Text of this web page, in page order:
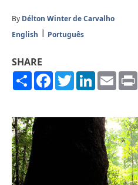
By Délton Winter de Carvalho
English
Português
SHARE
ShareFacebook
TwitterLinkedIn
Email